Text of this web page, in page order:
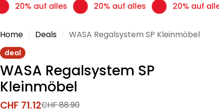
20% auf alles 20% auf alles 20% auf
Home Deals WASA Regalsystem SP Kleinmöbel
deal
WASA Regalsystem SP
Kleinmöbel
Verkaufspreis
CHF 71.12
RegulärerCHF 88.90